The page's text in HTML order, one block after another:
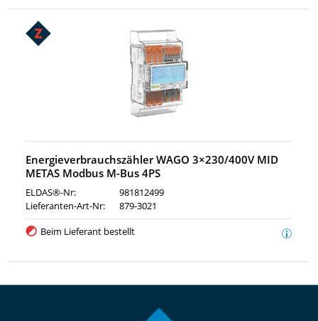
Energieverbrauchszähler WAGO 3×230/400V MID
METAS Modbus M-Bus 4PS
ELDAS®-Nr:
981812499
Lieferanten-Art-Nr:
879-3021
Beim Lieferant bestellt